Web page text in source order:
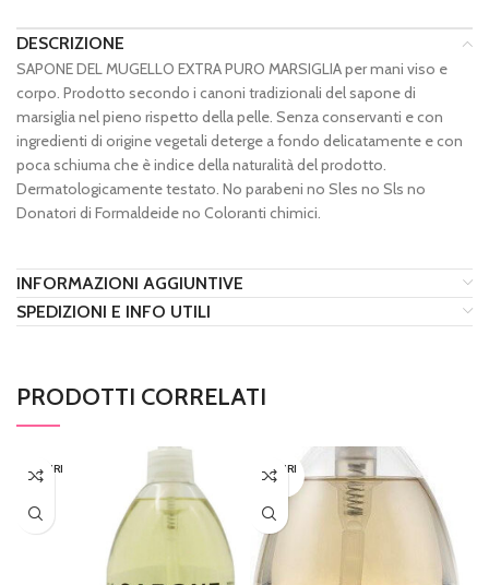
DESCRIZIONE
SAPONE DEL MUGELLO EXTRA PURO MARSIGLIA per mani viso e
corpo. Prodotto secondo i canoni tradizionali del sapone di
marsiglia nel pieno rispetto della pelle. Senza conservanti e con
ingredienti di origine vegetali deterge a fondo delicatamente e con
poca schiuma che è indice della naturalità del prodotto.
Dermatologicamente testato. No parabeni no Sles no Sls no
Donatori di Formaldeide no Coloranti chimici.
INFORMAZIONI AGGIUNTIVE
SPEDIZIONI E INFO UTILI
PRODOTTI CORRELATI
ESAURI
TO
ESAURI
TO